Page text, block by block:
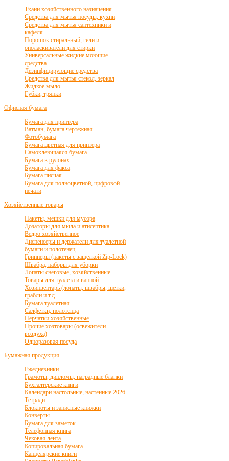
Ткани хозяйственного назначения
Средства для мытья посуды, кухни
Средства для мытья сантехники и
кафеля
Порошок стиральный, гели и
ополаскиватели для стирки
Универсальные жидкие моющие
средства
Дезинфицирующие средства
Средства для мытья стекол, зеркал
Жидкое мыло
Губки, тряпки
Офисная бумага
Бумага для принтера
Ватман, бумага чертежная
Фотобумага
Бумага цветная для принтера
Самоклеющаяся бумага
Бумага в рулонах
Бумага для факса
Бумага писчая
Бумага для полноцветной, цифровой
печати
Хозяйственные товары
Пакеты, мешки для мусора
Дозаторы для мыла и атисептика
Ведро хозяйственное
Диспенсеры и держатели для туалетной
бумаги и полотенец
Грипперы (пакеты с защелкой Zip-Lock)
Швабра, наборы для уборки
Лопаты снеговые, хозяйственные
Товары для туалета и ванной
Хозинвентарь (лопаты, швабры, щетки,
грабли и т.д.
Бумага туалетная
Салфетки, полотенца
Перчатки хозяйственные
Прочие хозтовары (освежители
воздуха)
Одноразовая посуда
Бумажная продукция
Ежедневники
Грамоты, дипломы, наградные бланки
Бухгалтерские книги
Календари настольные, настенные 2026
Тетради
Блокноты и записные книжки
Конверты
Бумага для заметок
Телефонная книга
Чековая лента
Копировальная бумага
Канцелярские книги